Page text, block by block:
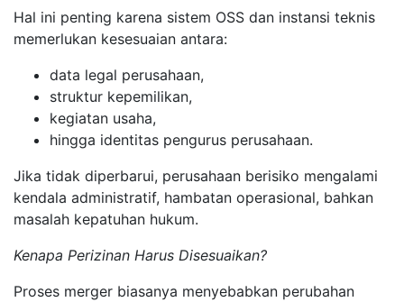
Hal ini penting karena sistem OSS dan instansi teknis
memerlukan kesesuaian antara:
data legal perusahaan,
struktur kepemilikan,
kegiatan usaha,
hingga identitas pengurus perusahaan.
Jika tidak diperbarui, perusahaan berisiko mengalami
kendala administratif, hambatan operasional, bahkan
masalah kepatuhan hukum.
Kenapa Perizinan Harus Disesuaikan?
Proses merger biasanya menyebabkan perubahan